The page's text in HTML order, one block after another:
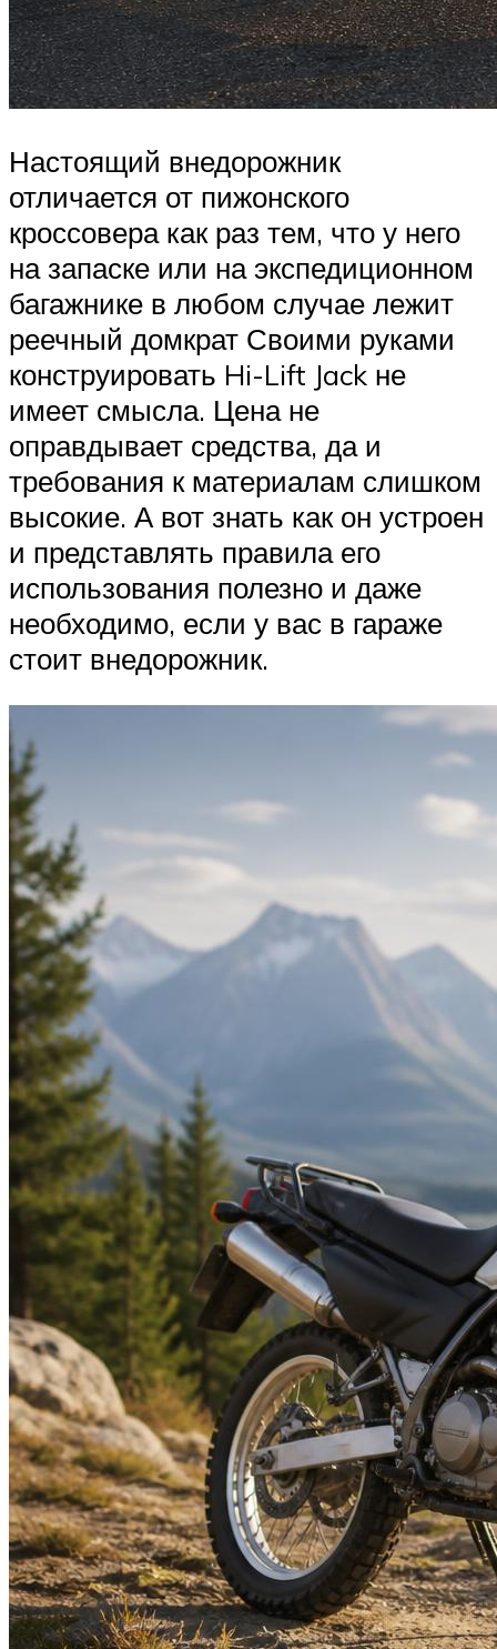
Настоящий внедорожник
отличается от пижонского
кроссовера как раз тем, что у него
на запаске или на экспедиционном
багажнике в любом случае лежит
реечный домкрат Своими руками
конструировать Hi-Lift Jack не
имеет смысла. Цена не
оправдывает средства, да и
требования к материалам слишком
высокие. А вот знать как он устроен
и представлять правила его
использования полезно и даже
необходимо, если у вас в гараже
стоит внедорожник.